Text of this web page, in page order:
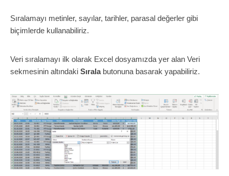
Sıralamayı metinler, sayılar, tarihler, parasal değerler gibi
biçimlerde kullanabiliriz.
Veri sıralamayı ilk olarak Excel dosyamızda yer alan Veri
sekmesinin altındaki Sıralabutonuna basarak yapabiliriz.